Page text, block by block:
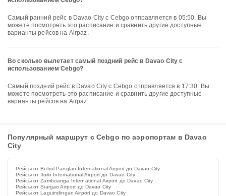
Самый ранний рейс в Davao City с Cebgo отправляется в 05:50. Вы
можете посмотреть это расписание и сравнить другие доступные
варианты рейсов на Airpaz.
Во сколько вылетает самый поздний рейс в Davao City с
использованием Cebgo?
Самый поздний рейс в Davao City с Cebgo отправляется в 17:30. Вы
можете посмотреть это расписание и сравнить другие доступные
варианты рейсов на Airpaz.
Популярный маршрут с Cebgo по аэропортам в Davao
City
Рейсы от Bohol Panglao International Airport до Davao City
Рейсы от Iloilo International Airport до Davao City
Рейсы от Zamboanga International Airport до Davao City
Рейсы от Siargao Airport до Davao City
Рейсы от Laguindingan Airport до Davao City